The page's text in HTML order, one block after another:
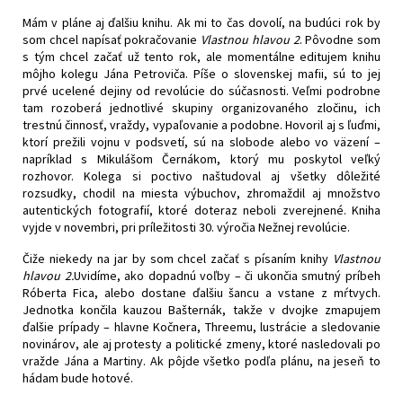
Mám v pláne aj ďalšiu knihu. Ak mi to čas dovolí, na budúci rok by
som chcel napísať pokračovanie Vlastnou hlavou 2. Pôvodne som
s tým chcel začať už tento rok, ale momentálne editujem knihu
môjho kolegu Jána Petroviča. Píše o slovenskej mafii, sú to jej
prvé ucelené dejiny od revolúcie do súčasnosti. Veľmi podrobne
tam rozoberá jednotlivé skupiny organizovaného zločinu, ich
trestnú činnosť, vraždy, vypaľovanie a podobne. Hovoril aj s ľuďmi,
ktorí prežili vojnu v podsvetí, sú na slobode alebo vo väzení –
napríklad s Mikulášom Černákom, ktorý mu poskytol veľký
rozhovor. Kolega si poctivo naštudoval aj všetky dôležité
rozsudky, chodil na miesta výbuchov, zhromaždil aj množstvo
autentických fotografií, ktoré doteraz neboli zverejnené. Kniha
vyjde v novembri, pri príležitosti 30. výročia Nežnej revolúcie.
Čiže niekedy na jar by som chcel začať s písaním knihy Vlastnou
hlavou 2.Uvidíme, ako dopadnú voľby – či ukončia smutný príbeh
Róberta Fica, alebo dostane ďalšiu šancu a vstane z mŕtvych.
Jednotka končila kauzou Bašternák, takže v dvojke zmapujem
ďalšie prípady – hlavne Kočnera, Threemu, lustrácie a sledovanie
novinárov, ale aj protesty a politické zmeny, ktoré nasledovali po
vražde Jána a Martiny. Ak pôjde všetko podľa plánu, na jeseň to
hádam bude hotové.